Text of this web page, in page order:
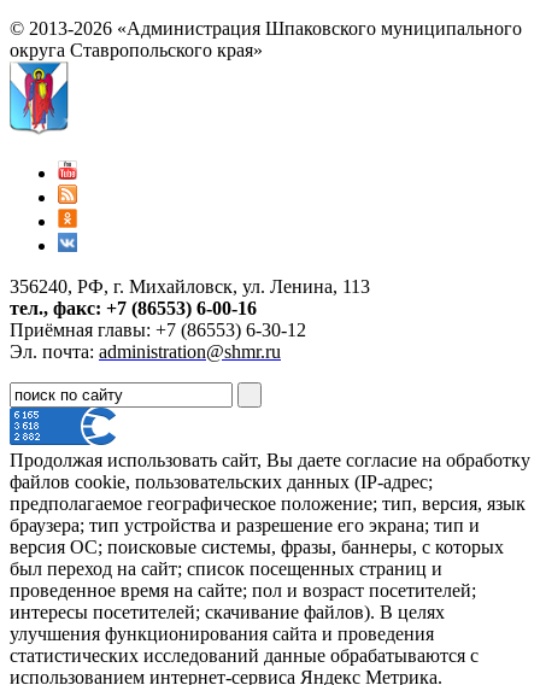
© 2013-2026 «Администрация Шпаковского муниципального
округа Ставропольского края»
356240, РФ, г. Михайловск, ул. Ленина, 113
тел., факс: +7 (86553) 6-00-16
Приёмная главы: +7 (86553) 6-30-12
Эл. почта: administration@shmr.ru
Продолжая использовать сайт, Вы даете согласие на обработку
файлов cookie, пользовательских данных (IP-адрес;
предполагаемое географическое положение; тип, версия, язык
браузера; тип устройства и разрешение его экрана; тип и
версия ОС; поисковые системы, фразы, баннеры, с которых
был переход на сайт; список посещенных страниц и
проведенное время на сайте; пол и возраст посетителей;
интересы посетителей; скачивание файлов). В целях
улучшения функционирования сайта и проведения
статистических исследований данные обрабатываются с
использованием интернет-сервиса Яндекс Метрика.